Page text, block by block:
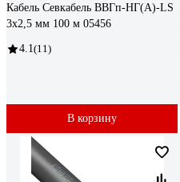
Кабель Севкабель ВВГп-НГ(А)-LS
3х2,5 мм 100 м 05456
4.1 (11)
В корзину